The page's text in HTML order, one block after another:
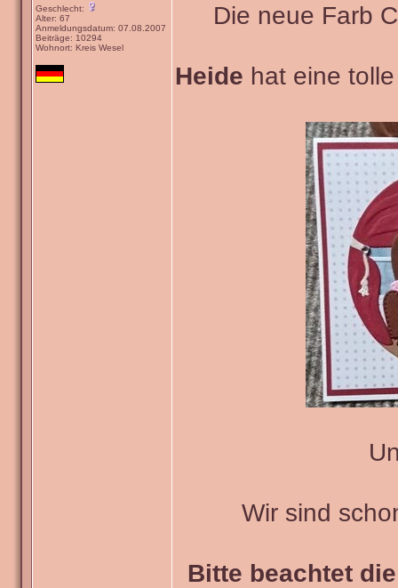
Geschlecht:
Alter: 67
Anmeldungsdatum: 07.08.2007
Beiträge: 10294
Wohnort: Kreis Wesel
Die neue Farb
Heide hat eine
Wir sind
Bitte beachtet